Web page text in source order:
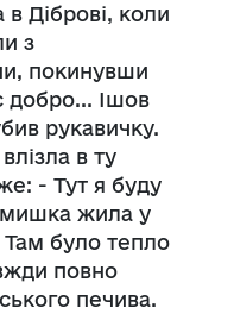
Діброві, коли
з
покинувши
добро... Ішов
рукавичку.
в ту
- Тут я буду
жила у
Там було тепло
повно
печива.